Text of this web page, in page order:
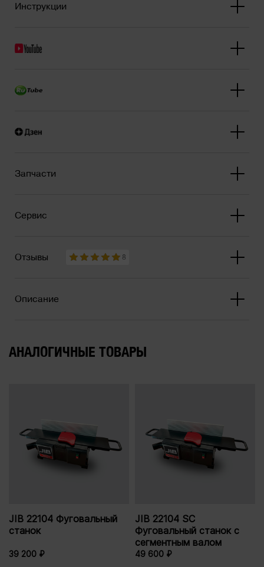
Инструкции
Запчасти
Сервис
Отзывы 8
Описание
АНАЛОГИЧНЫЕ ТОВАРЫ
JIB 22104 Фуговальный
станок
39 200 ₽
JIB 22104 SC
Фуговальный станок с
сегментным валом
49 600 ₽